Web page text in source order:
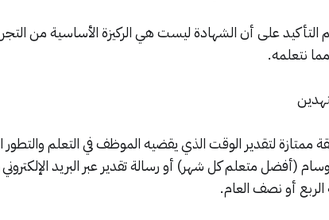
على أن الشهادة ليست هي الركيزة الأساسية من
نتعلمه.
ممتازة لتقدير الوقت الذي يقضيه الموظف في التعلم
(أفضل متعلم كل شهر) أو رسالة تقدير عبر البريد
الربع أو نصف العام.